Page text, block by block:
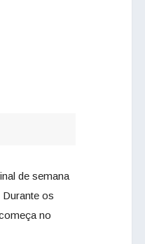
de semana
Durante os
no